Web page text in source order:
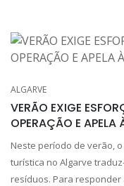
ALGARVE
VERÃO EXIGE
OPERAÇÃO E
Neste período de verão,
turística no Algarve
resíduos. Para